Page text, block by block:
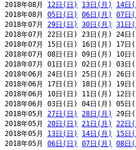
2018年08月 12日(日) 13日(月) 14日
2018年08月 05日(日) 06日(月) 07日
2018年07月 29日(日) 30日(月) 31日
2018年07月 22日(日) 23日(月) 24
2018年07月 15日(日) 16日(月) 17
2018年07月 08日(日) 09日(月) 10
2018年07月 01日(日) 02日(月) 03
2018年06月 24日(日) 25日(月) 26
2018年06月 17日(日) 18日(月) 19
2018年06月 10日(日) 11日(月) 12
2018年06月 03日(日) 04日(月) 05
2018年05月 27日(日) 28日(月)
29日
2018年05月 20日(日) 21日(月) 22日
2018年05月 13日(日) 14日(月) 15日
2018年05月 06日(日) 07日(月) 08日